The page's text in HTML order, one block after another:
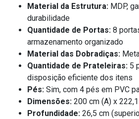
Material da Estrutura: MDP,
durabilidade
Quantidade de Portas: 8
armazenamento organizado
Material das Dobradiças:
Quantidade de Prateleiras: 5
disposição eficiente dos itens
Pés: Sim, com 4 pés em PVC
Dimensões: 200 cm (A) x
Profundidade: 26,5 cm